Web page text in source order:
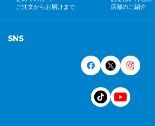
ご注文からお届けまで
店舗のご紹介
SNS